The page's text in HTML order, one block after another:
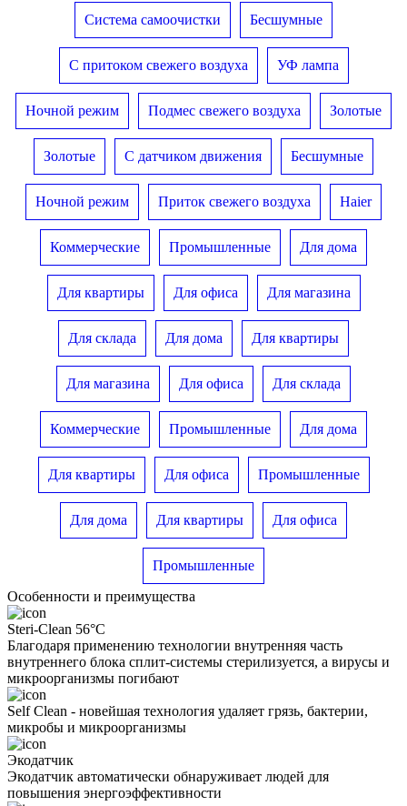
Система самоочистки Бесшумные
С притоком свежего воздуха УФ лампа
Ночной режим Подмес свежего воздуха Золотые
Золотые С датчиком движения Бесшумные
Ночной режим Приток свежего воздуха Haier
Коммерческие Промышленные Для дома
Для квартиры Для офиса Для магазина
Для склада Для дома Для квартиры
Для магазина Для офиса Для склада
Коммерческие Промышленные Для дома
Для квартиры Для офиса Промышленные
Для дома Для квартиры Для офиса
Промышленные
Особенности и преимущества
Steri-Clean 56°C
Благодаря применению технологии внутренняя часть
внутреннего блока сплит-системы стерилизуется, а вирусы и
микроорганизмы погибают
Self Clean - новейшая технология удаляет грязь, бактерии,
микробы и микроорганизмы
Экодатчик
Экодатчик автоматически обнаруживает людей для
повышения энергоэффективности